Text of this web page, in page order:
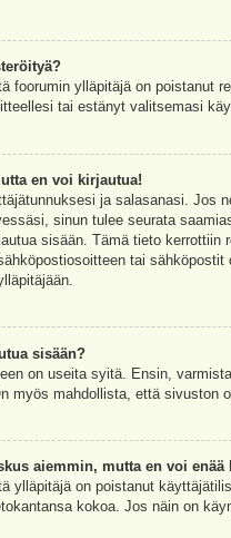
foorumin ylläpitäjä on poistanut
tai estänyt valitsemasi
en voi kirjautua!
ja salasanasi. Jos
sinun tulee seurata
sisään. Tämä tieto
tai
sisään?
on useita syitä. Ensin,
myös mahdollista, että sivuston
aiemmin, mutta en voi enää
ylläpitäjä on poistanut
kokoa. Jos näin on